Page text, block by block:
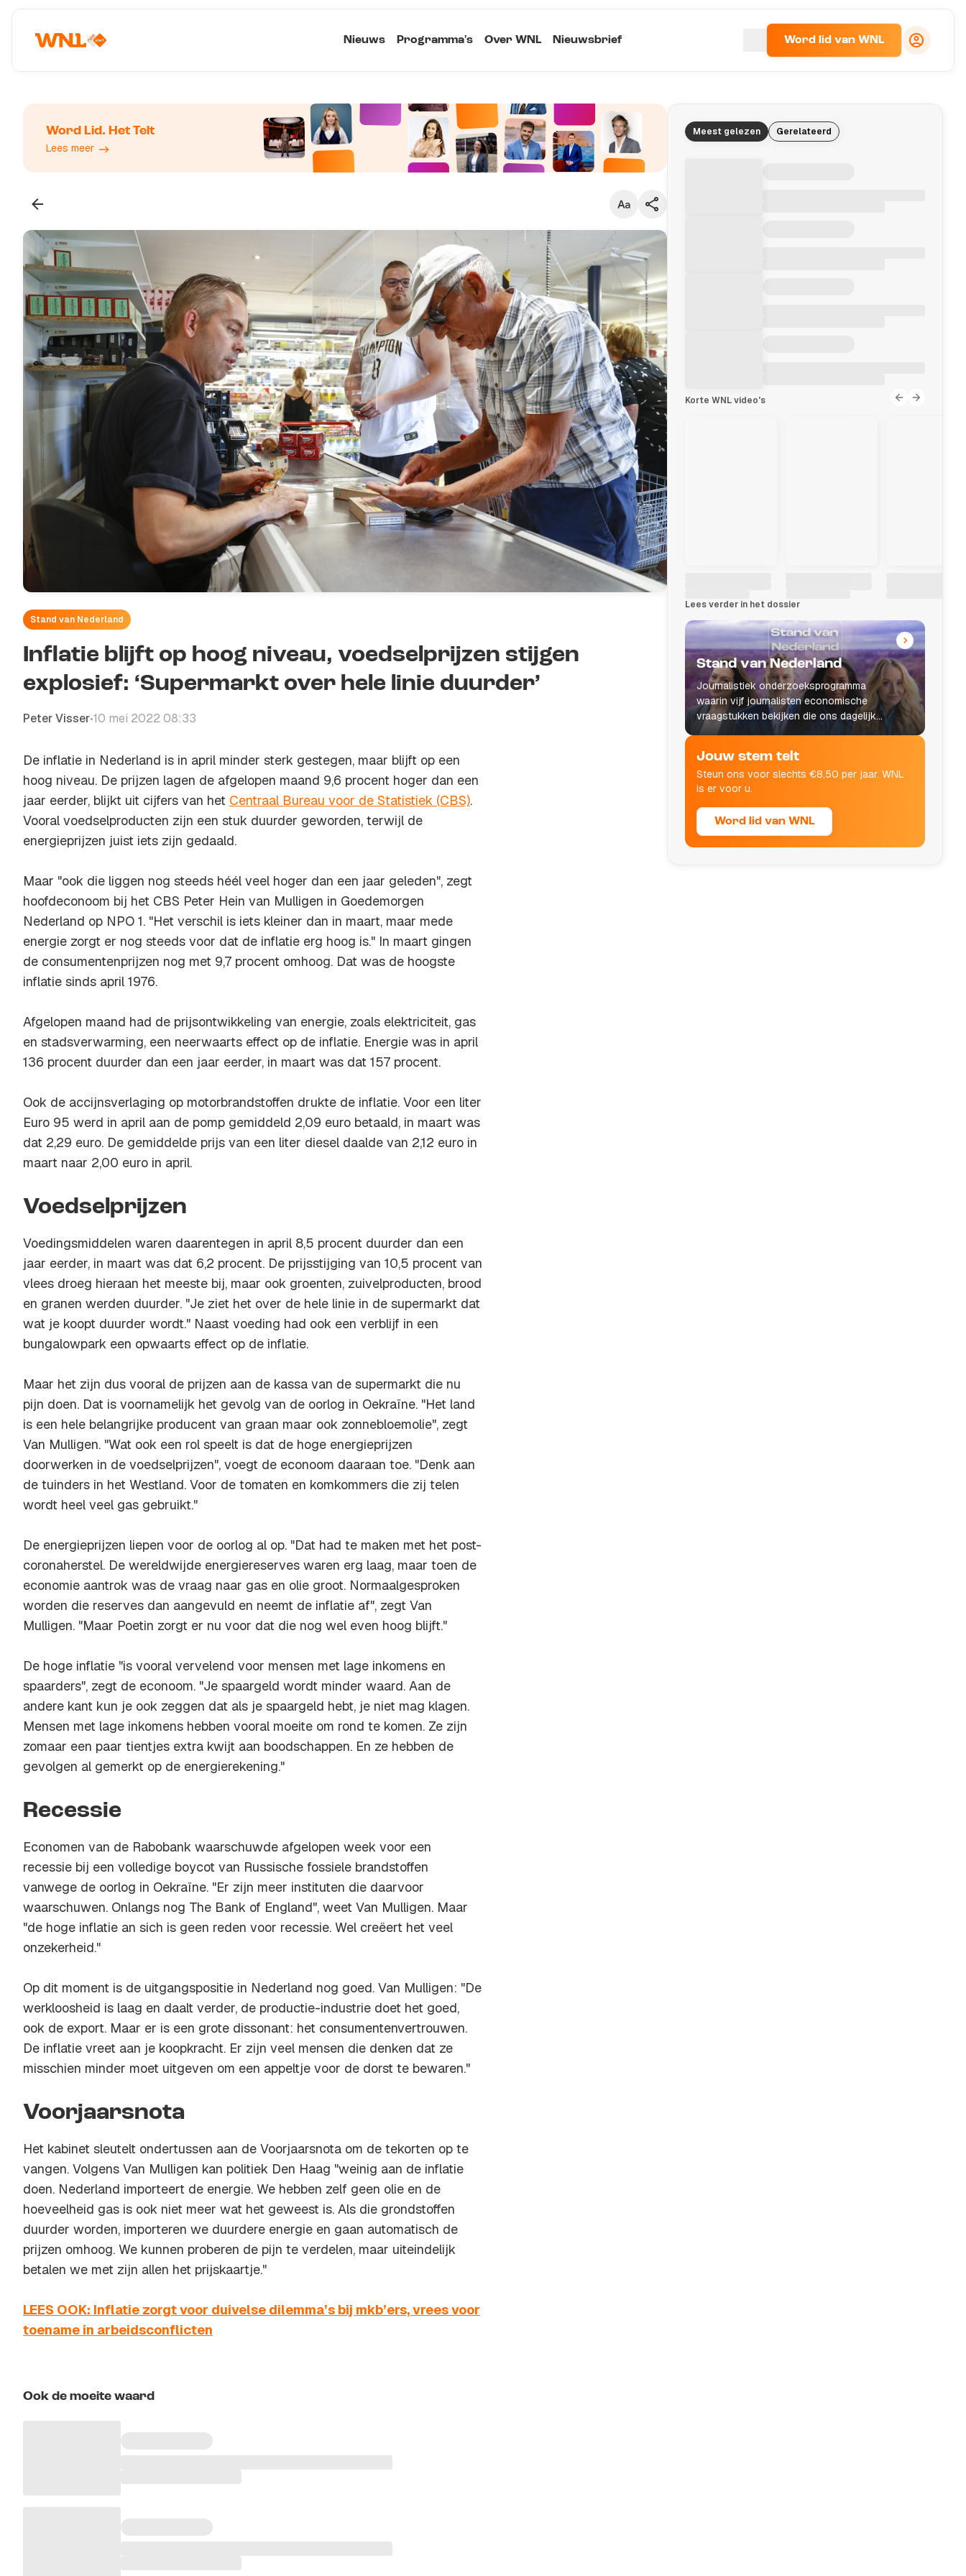
Nieuws Programma's Over WNL Nieuwsbrief Word lid van WNL
Word Lid. Het Telt
Lees meer
Klein
Standaard
Groot
Kopieer link
Stand van Nederland
Inflatie blijft op hoog niveau, voedselprijzen stijgen
explosief: ‘Supermarkt over hele linie duurder’
Peter Visser•10 mei 2022 08:33
De inflatie in Nederland is in april minder sterk gestegen, maar blijft op een
hoog niveau. De prijzen lagen de afgelopen maand 9,6 procent hoger dan een
jaar eerder, blijkt uit cijfers van het Centraal Bureau voor de Statistiek (CBS).
Vooral voedselproducten zijn een stuk duurder geworden, terwijl de
energieprijzen juist iets zijn gedaald.
Maar "ook die liggen nog steeds héél veel hoger dan een jaar geleden", zegt
hoofdeconoom bij het CBS Peter Hein van Mulligen in Goedemorgen
Nederland op NPO 1. "Het verschil is iets kleiner dan in maart, maar mede
energie zorgt er nog steeds voor dat de inflatie erg hoog is." In maart gingen
de consumentenprijzen nog met 9,7 procent omhoog. Dat was de hoogste
inflatie sinds april 1976.
Afgelopen maand had de prijsontwikkeling van energie, zoals elektriciteit, gas
en stadsverwarming, een neerwaarts effect op de inflatie. Energie was in april
136 procent duurder dan een jaar eerder, in maart was dat 157 procent.
Ook de accijnsverlaging op motorbrandstoffen drukte de inflatie. Voor een liter
Euro 95 werd in april aan de pomp gemiddeld 2,09 euro betaald, in maart was
dat 2,29 euro. De gemiddelde prijs van een liter diesel daalde van 2,12 euro in
maart naar 2,00 euro in april.
Voedselprijzen
Voedingsmiddelen waren daarentegen in april 8,5 procent duurder dan een
jaar eerder, in maart was dat 6,2 procent. De prijsstijging van 10,5 procent van
vlees droeg hieraan het meeste bij, maar ook groenten, zuivelproducten, brood
en granen werden duurder. "Je ziet het over de hele linie in de supermarkt dat
wat je koopt duurder wordt." Naast voeding had ook een verblijf in een
bungalowpark een opwaarts effect op de inflatie.
Maar het zijn dus vooral de prijzen aan de kassa van de supermarkt die nu
pijn doen. Dat is voornamelijk het gevolg van de oorlog in Oekraïne. "Het land
is een hele belangrijke producent van graan maar ook zonnebloemolie", zegt
Van Mulligen. "Wat ook een rol speelt is dat de hoge energieprijzen
doorwerken in de voedselprijzen", voegt de econoom daaraan toe. "Denk aan
de tuinders in het Westland. Voor de tomaten en komkommers die zij telen
wordt heel veel gas gebruikt."
De energieprijzen liepen voor de oorlog al op. "Dat had te maken met het post-
coronaherstel. De wereldwijde energiereserves waren erg laag, maar toen de
economie aantrok was de vraag naar gas en olie groot. Normaalgesproken
worden die reserves dan aangevuld en neemt de inflatie af", zegt Van
Mulligen. "Maar Poetin zorgt er nu voor dat die nog wel even hoog blijft."
De hoge inflatie "is vooral vervelend voor mensen met lage inkomens en
spaarders", zegt de econoom. "Je spaargeld wordt minder waard. Aan de
andere kant kun je ook zeggen dat als je spaargeld hebt, je niet mag klagen.
Mensen met lage inkomens hebben vooral moeite om rond te komen. Ze zijn
zomaar een paar tientjes extra kwijt aan boodschappen. En ze hebben de
gevolgen al gemerkt op de energierekening."
Recessie
Economen van de Rabobank waarschuwde afgelopen week voor een
recessie bij een volledige boycot van Russische fossiele brandstoffen
vanwege de oorlog in Oekraïne. "Er zijn meer instituten die daarvoor
waarschuwen. Onlangs nog The Bank of England", weet Van Mulligen. Maar
"de hoge inflatie an sich is geen reden voor recessie. Wel creëert het veel
onzekerheid."
Op dit moment is de uitgangspositie in Nederland nog goed. Van Mulligen: "De
werkloosheid is laag en daalt verder, de productie-industrie doet het goed,
ook de export. Maar er is een grote dissonant: het consumentenvertrouwen.
De inflatie vreet aan je koopkracht. Er zijn veel mensen die denken dat ze
misschien minder moet uitgeven om een appeltje voor de dorst te bewaren."
Voorjaarsnota
Het kabinet sleutelt ondertussen aan de Voorjaarsnota om de tekorten op te
vangen. Volgens Van Mulligen kan politiek Den Haag "weinig aan de inflatie
doen. Nederland importeert de energie. We hebben zelf geen olie en de
hoeveelheid gas is ook niet meer wat het geweest is. Als die grondstoffen
duurder worden, importeren we duurdere energie en gaan automatisch de
prijzen omhoog. We kunnen proberen de pijn te verdelen, maar uiteindelijk
betalen we met zijn allen het prijskaartje."
LEES OOK: Inflatie zorgt voor duivelse dilemma’s bij mkb’ers, vrees voor
toename in arbeidsconflicten
Ook de moeite waard
Meest gelezen Gerelateerd
Korte WNL video's
Lees verder in het dossier
Stand van Nederland
Journalistiek onderzoeksprogramma
waarin vijf journalisten economische
vraagstukken bekijken die ons dagelijks
leven raken.
Jouw stem telt
Steun ons voor slechts €8,50 per jaar. WNL
is er voor u.
Word lid van WNL